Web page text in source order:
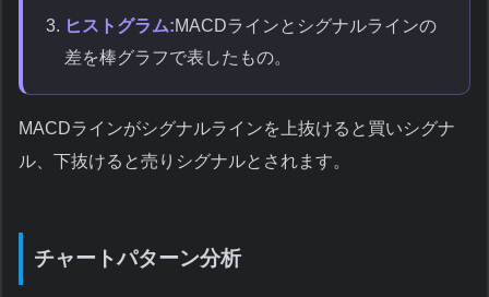
ヒストグラム:MACDラインとシグナルラインの
差を棒グラフで表したもの。
MACDラインがシグナルラインを上抜けると買いシグナ
ル、下抜けると売りシグナルとされます。
チャートパターン分析